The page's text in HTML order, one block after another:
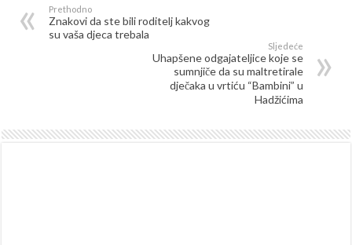
Prethodno
Znakovi da ste bili roditelj kakvog
su vaša djeca trebala
Sljedeće
Uhapšene odgajateljice koje se
sumnjiče da su maltretirale
dječaka u vrtiću “Bambini” u
Hadžićima